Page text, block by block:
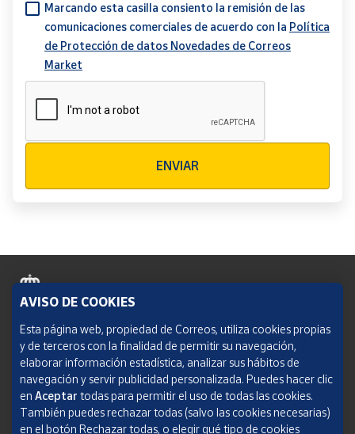
Marcando esta casilla consiento la remisión de las
comunicaciones comerciales de acuerdo con la Política
de Protección de datos Novedades de Correos
Market
ENVIAR
Política de cookies
Aviso legal
Condiciones del servicio
Política de Privacidad Web
AVISO DE COOKIES
Esta página web, propiedad de Correos, utiliza cookies propias
y de terceros con la finalidad de permitir su navegación,
elaborar información estadística, analizar sus hábitos de
navegación y servir publicidad personalizada. Puedes hacer clic
en Aceptar todas para permitir el uso de todas las cookies.
También puedes rechazar todas (salvo las cookies necesarias)
en el botón Rechazar todas, o elegir qué tipo de cookies